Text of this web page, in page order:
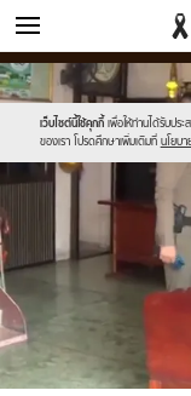
ข่าว
เว็บไซต์นี้ใช้คุกกี้ เพื่อให้ท่านได้รับปร
ของเรา โปรดศึกษาเพิ่มเติมที่ นโยบา
Sanook
//s.isanook.com/sr/0/
new-
sanook.png
600
60
//s.isanook.com/ns/0/ud/